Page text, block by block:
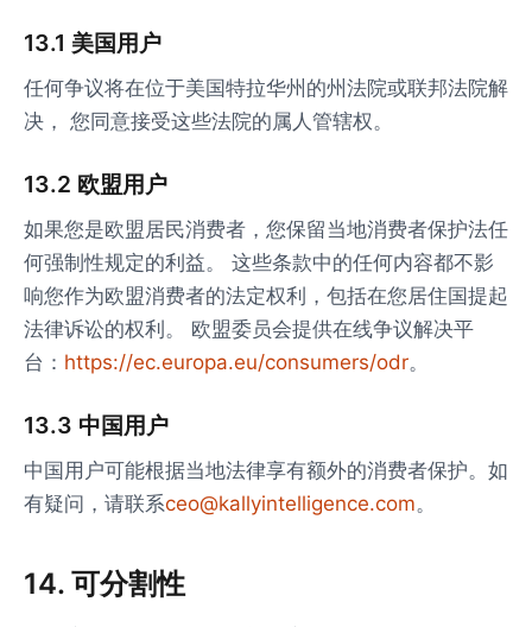
13.1 美国用户
任何争议将在位于美国特拉华州的州法院或联邦法院解
决， 您同意接受这些法院的属人管辖权。
13.2 欧盟用户
如果您是欧盟居民消费者，您保留当地消费者保护法任
何强制性规定的利益。 这些条款中的任何内容都不影
响您作为欧盟消费者的法定权利，包括在您居住国提起
法律诉讼的权利。 欧盟委员会提供在线争议解决平
台： https://ec.europa.eu/consumers/odr。
13.3 中国用户
中国用户可能根据当地法律享有额外的消费者保护。如
有疑问，请联系ceo@kallyintelligence.com。
14. 可分割性